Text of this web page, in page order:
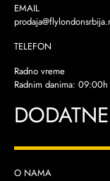
EMAIL
TELEFON
Radno vreme
Radnim danima:
O NAMA